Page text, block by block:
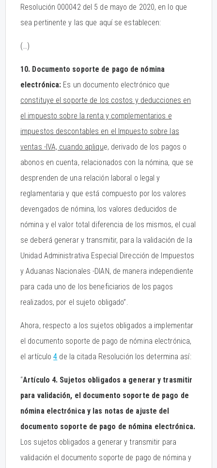
Resolución 000042 del 5 de mayo de 2020, en lo que
sea pertinente y las que aquí se establecen:
(…)
10. Documento soporte de pago de nómina
electrónica: Es un documento electrónico que
constituye el soporte de los costos y deducciones en
el impuesto sobre la renta y complementarios e
impuestos descontables en el Impuesto sobre las
ventas -IVA, cuando aplique, derivado de los pagos o
abonos en cuenta, relacionados con la nómina, que se
desprenden de una relación laboral o legal y
reglamentaria y que está compuesto por los valores
devengados de nómina, los valores deducidos de
nómina y el valor total diferencia de los mismos, el cual
se deberá generar y transmitir, para la validación de la
Unidad Administrativa Especial Dirección de Impuestos
y Aduanas Nacionales -DIAN, de manera independiente
para cada uno de los beneficiarios de los pagos
realizados, por el sujeto obligado”.
Ahora, respecto a los sujetos obligados a implementar
el documento soporte de pago de nómina electrónica,
el artículo4 de la citada Resolución los determina así:
“Artículo 4. Sujetos obligados a generar y trasmitir
para validación, el documento soporte de pago de
nómina electrónica y las notas de ajuste del
documento soporte de pago de nómina electrónica.
Los sujetos obligados a generar y transmitir para
validación el documento soporte de pago de nómina y